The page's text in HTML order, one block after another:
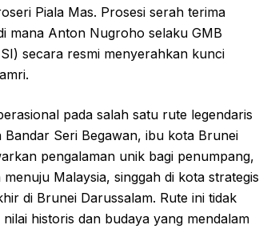
Piala Mas. Prosesi serah terima
mana Anton Nugroho selaku GMB
secara resmi menyerahkan kunci
pada salah satu rute legendaris
Seri Begawan, ibu kota Brunei
pengalaman unik bagi penumpang,
Malaysia, singgah di kota strategis
di Brunei Darussalam. Rute ini tidak
historis dan budaya yang mendalam